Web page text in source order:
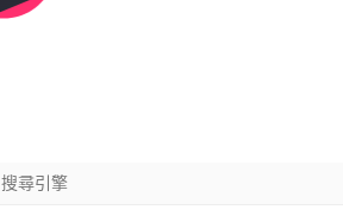
尋
搜尋引擎